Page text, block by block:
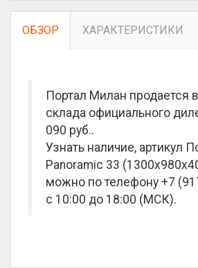
ОБЗОР ХАРАКТЕРИСТИКИ
Портал Милан продается
склада официального
090 руб..
Узнать наличие, артикул
Panoramic 33
можно по телефону +7
с 10:00 до 18:00 (МСК).